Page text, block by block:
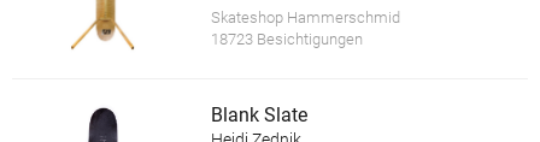
Skateshop Hammerschmid
18723 Besichtigungen
Blank Slate